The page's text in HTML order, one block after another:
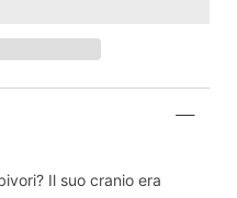
sarà di
Invia
Il suo cranio era